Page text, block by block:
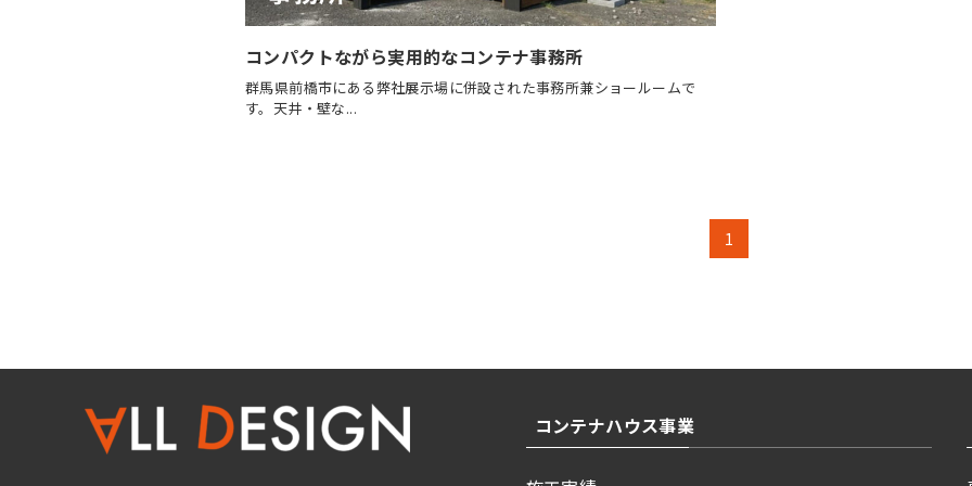
コンパクトながら実用的なコンテナ事務所
群馬県前橋市にある弊社展示場に併設された事務所兼ショールームで
す。天井・壁な...
1
コンテナハウス事業